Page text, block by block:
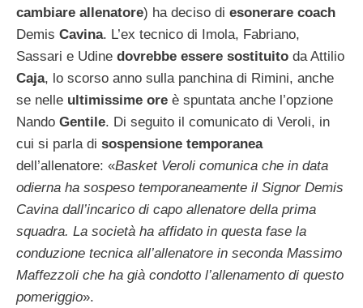
cambiare allenatore) ha deciso di esonerare coach
Demis Cavina. L’ex tecnico di Imola, Fabriano,
Sassari e Udine dovrebbe essere sostituito da Attilio
Caja, lo scorso anno sulla panchina di Rimini, anche
se nelle ultimissime ore è spuntata anche l’opzione
Nando Gentile. Di seguito il comunicato di Veroli, in
cui si parla di sospensione temporanea
dell’allenatore: «Basket Veroli comunica che in data
odierna ha sospeso temporaneamente il Signor Demis
Cavina dall’incarico di capo allenatore della prima
squadra. La società ha affidato in questa fase la
conduzione tecnica all’allenatore in seconda Massimo
Maffezzoli che ha già condotto l’allenamento di questo
pomeriggio».